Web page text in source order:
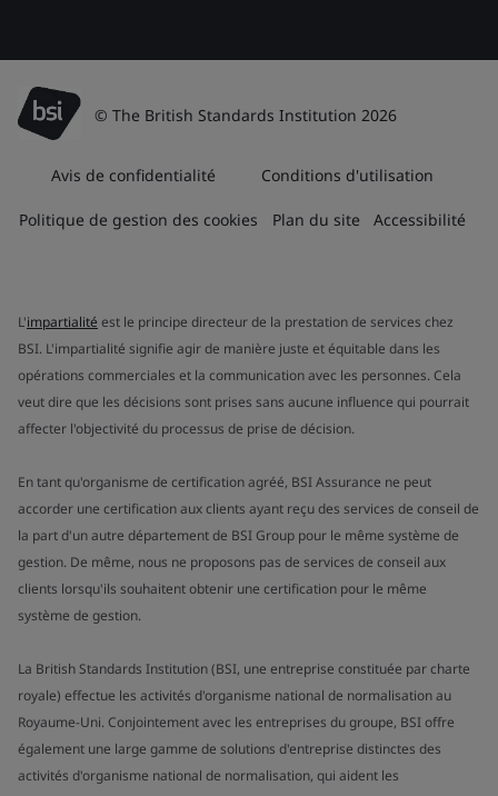
© The British Standards Institution 2026
Avis de confidentialité Conditions d'utilisation
Politique de gestion des cookies Plan du site Accessibilité
L'impartialité est le principe directeur de la prestation de services chez
BSI. L'impartialité signifie agir de manière juste et équitable dans les
opérations commerciales et la communication avec les personnes. Cela
veut dire que les décisions sont prises sans aucune influence qui pourrait
affecter l'objectivité du processus de prise de décision.
En tant qu'organisme de certification agréé, BSI Assurance ne peut
accorder une certification aux clients ayant reçu des services de conseil de
la part d'un autre département de BSI Group pour le même système de
gestion. De même, nous ne proposons pas de services de conseil aux
clients lorsqu'ils souhaitent obtenir une certification pour le même
système de gestion.
La British Standards Institution (BSI, une entreprise constituée par charte
royale) effectue les activités d'organisme national de normalisation au
Royaume-Uni. Conjointement avec les entreprises du groupe, BSI offre
également une large gamme de solutions d'entreprise distinctes des
activités d'organisme national de normalisation, qui aident les